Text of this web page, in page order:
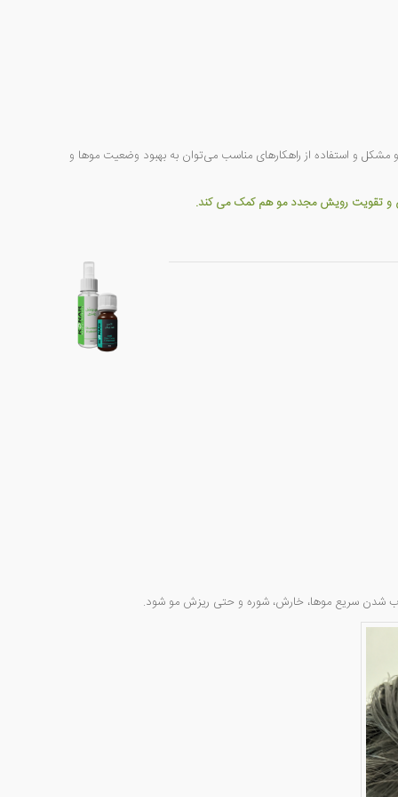
مشکل و استفاده از راهکارهای مناسب می‌توان به بهبود وضعیت موها و
و تقویت رویش مجدد مو هم کمک می کند.
شدن سریع موها، خارش، شوره و حتی ریزش مو شود.